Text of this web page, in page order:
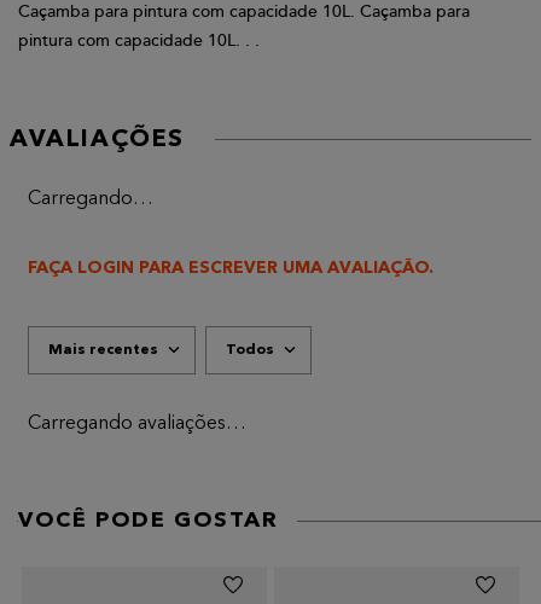
Caçamba para pintura com capacidade 10L. Caçamba para
pintura com capacidade 10L. . .
AVALIAÇÕES
Carregando…
FAÇA LOGIN PARA ESCREVER UMA AVALIAÇÃO.
Mais recentes Todos
Carregando avaliações…
VOCÊ PODE GOSTAR